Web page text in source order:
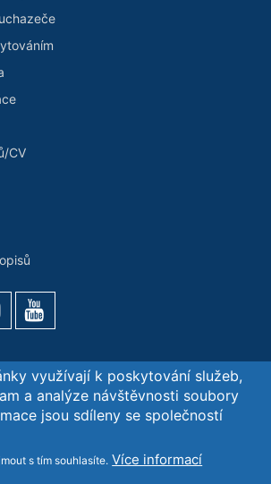
CV
O nás Kontaktujte nás
GDPR
Personální Agentura s.r.o. All
využívají k poskytování služeb,
a analýze návštěvnosti soubory
jsou sdíleny se společností
s tím souhlasíte. Více informací